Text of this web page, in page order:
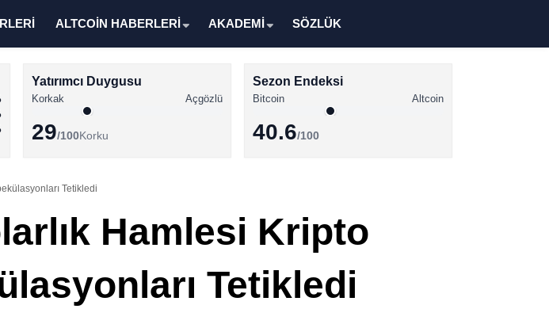
Altcoin Haberleri
ALTCOİN HABERLERİ AKADEMİ SÖZLÜK
Yatırımcı Duygusu
Korkak Açgözlü
29/100Korku
Sezon Endeksi
Bitcoin Altcoin
40.6/100
Tetikledi
Hamlesi Kripto
Tetikledi